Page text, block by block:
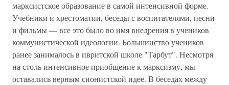
марксистское образование в самой интенсивной форме.
Учебники и хрестоматии, беседы с воспитателями, песни
и фильмы — все это было во имя внедрения в учеников
коммунистической идеологии. Большинство учеников
ранее занималось в ивритской школе "Тарбут". Несмотря
на столь интенсивное приобщение к марксизму, мы
оставались верным сионистской идее. В беседах между